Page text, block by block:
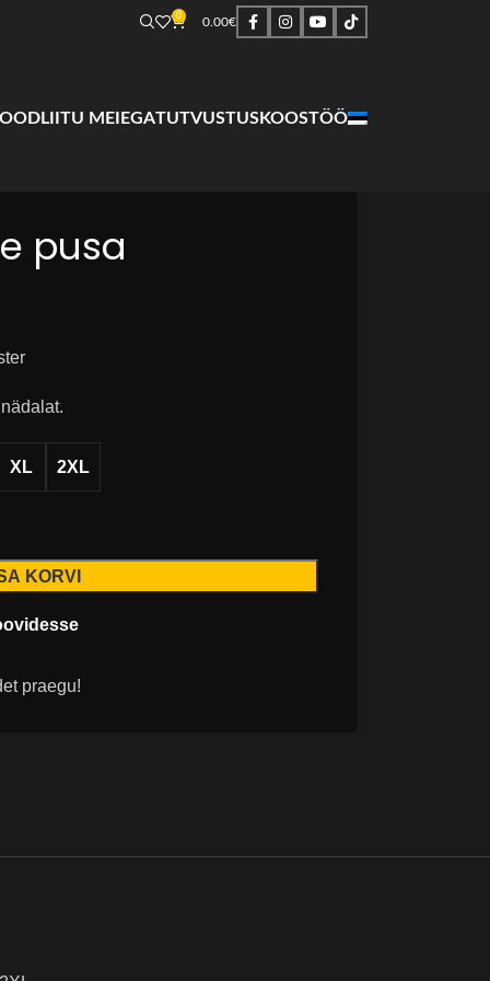
0 0.00€
LIITU MEIEGATUTVUSTUSKOOSTÖÖ
pusa
XL 2XL
KORVI
praegu!